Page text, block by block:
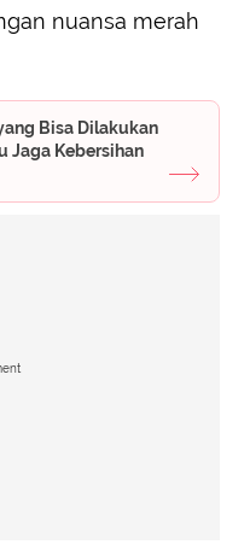
nuansa merah
Bisa Dilakukan
Jaga Kebersihan